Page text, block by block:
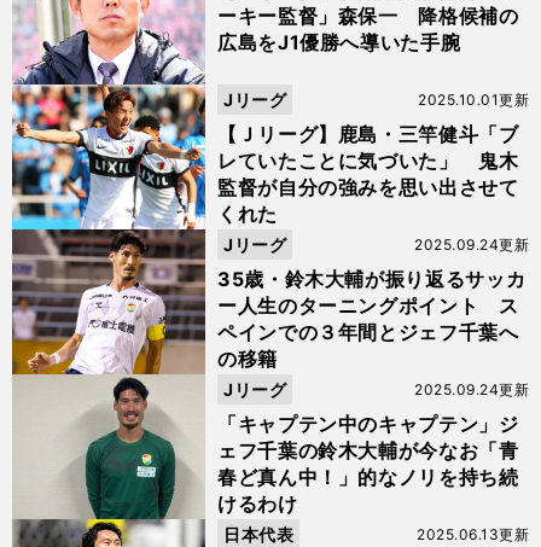
ーキー監督」森保一 降格候補の
広島をJ1優勝へ導いた手腕
【Ｊリーグ】鹿島・三竿健斗「ブ
レていたことに気づいた」 鬼木
監督が自分の強みを思い出させて
くれた
2025.10.01更新
Jリーグ
35歳・鈴木大輔が振り返るサッカ
ー人生のターニングポイント ス
ペインでの３年間とジェフ千葉へ
の移籍
2025.09.24更新
Jリーグ
「キャプテン中のキャプテン」ジ
ェフ千葉の鈴木大輔が今なお「青
春ど真ん中！」的なノリを持ち続
けるわけ
2025.09.24更新
Jリーグ
2025.06.13更新
日本代表